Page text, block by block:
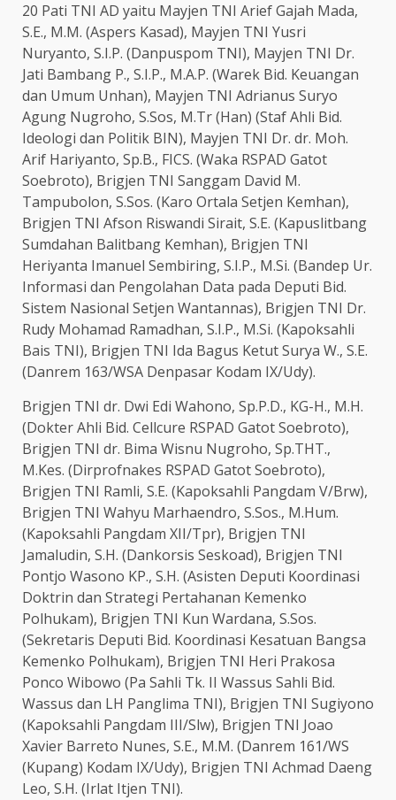
20 Pati TNI AD yaitu Mayjen TNI Arief Gajah Mada,
S.E., M.M. (Aspers Kasad), Mayjen TNI Yusri
Nuryanto, S.I.P. (Danpuspom TNI), Mayjen TNI Dr.
Jati Bambang P., S.I.P., M.A.P. (Warek Bid. Keuangan
dan Umum Unhan), Mayjen TNI Adrianus Suryo
Agung Nugroho, S.Sos, M.Tr (Han) (Staf Ahli Bid.
Ideologi dan Politik BIN), Mayjen TNI Dr. dr. Moh.
Arif Hariyanto, Sp.B., FICS. (Waka RSPAD Gatot
Soebroto), Brigjen TNI Sanggam David M.
Tampubolon, S.Sos. (Karo Ortala Setjen Kemhan),
Brigjen TNI Afson Riswandi Sirait, S.E. (Kapuslitbang
Sumdahan Balitbang Kemhan), Brigjen TNI
Heriyanta Imanuel Sembiring, S.I.P., M.Si. (Bandep Ur.
Informasi dan Pengolahan Data pada Deputi Bid.
Sistem Nasional Setjen Wantannas), Brigjen TNI Dr.
Rudy Mohamad Ramadhan, S.I.P., M.Si. (Kapoksahli
Bais TNI), Brigjen TNI Ida Bagus Ketut Surya W., S.E.
(Danrem 163/WSA Denpasar Kodam IX/Udy).
Brigjen TNI dr. Dwi Edi Wahono, Sp.P.D., KG-H., M.H.
(Dokter Ahli Bid. Cellcure RSPAD Gatot Soebroto),
Brigjen TNI dr. Bima Wisnu Nugroho, Sp.THT.,
M.Kes. (Dirprofnakes RSPAD Gatot Soebroto),
Brigjen TNI Ramli, S.E. (Kapoksahli Pangdam V/Brw),
Brigjen TNI Wahyu Marhaendro, S.Sos., M.Hum.
(Kapoksahli Pangdam XII/Tpr), Brigjen TNI
Jamaludin, S.H. (Dankorsis Seskoad), Brigjen TNI
Pontjo Wasono KP., S.H. (Asisten Deputi Koordinasi
Doktrin dan Strategi Pertahanan Kemenko
Polhukam), Brigjen TNI Kun Wardana, S.Sos.
(Sekretaris Deputi Bid. Koordinasi Kesatuan Bangsa
Kemenko Polhukam), Brigjen TNI Heri Prakosa
Ponco Wibowo (Pa Sahli Tk. II Wassus Sahli Bid.
Wassus dan LH Panglima TNI), Brigjen TNI Sugiyono
(Kapoksahli Pangdam III/Slw), Brigjen TNI Joao
Xavier Barreto Nunes, S.E., M.M. (Danrem 161/WS
(Kupang) Kodam IX/Udy), Brigjen TNI Achmad Daeng
Leo, S.H. (Irlat Itjen TNI).